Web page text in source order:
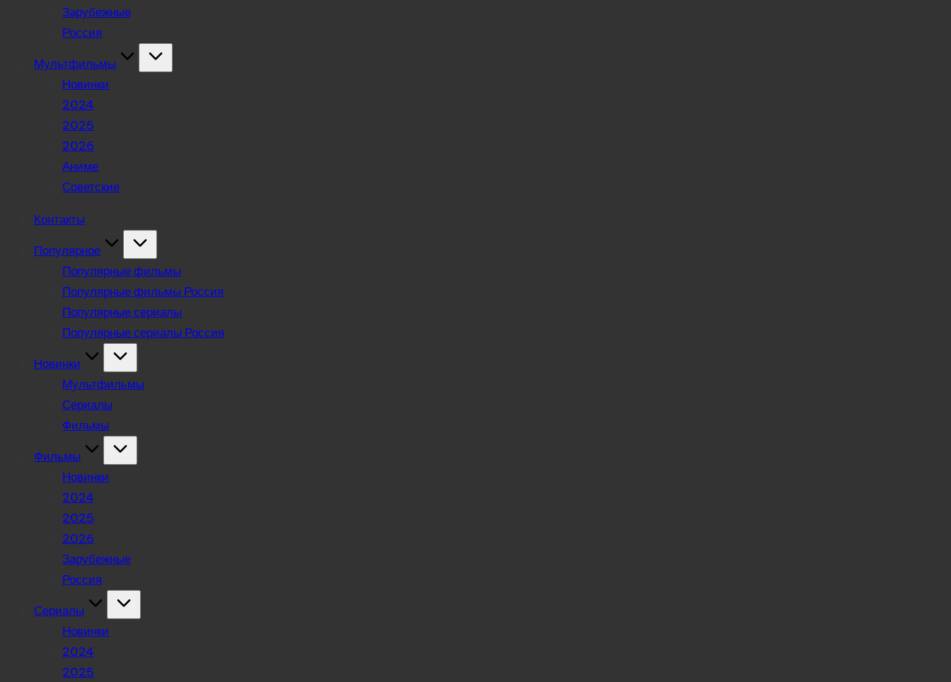
Зарубежные
Россия
Мультфильмы
Новинки
2024
2025
2026
Аниме
Советские
Контакты
Популярное
Популярные фильмы
Популярные фильмы Россия
Популярные сериалы
Популярные сериалы Россия
Новинки
Мультфильмы
Сериалы
Фильмы
Фильмы
Новинки
2024
2025
2026
Зарубежные
Россия
Сериалы
Новинки
2024
2025